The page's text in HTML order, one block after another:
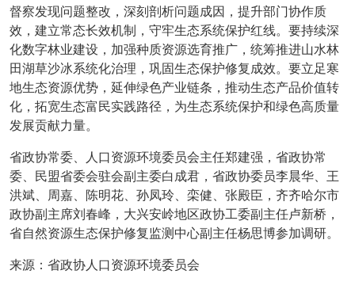
督察发现问题整改，深刻剖析问题成因，提升部门协作质
效，建立常态长效机制，守牢生态系统保护红线。要持续深
化数字林业建设，加强种质资源选育推广，统筹推进山水林
田湖草沙冰系统化治理，巩固生态保护修复成效。要立足寒
地生态资源优势，延伸绿色产业链条，推动生态产品价值转
化，拓宽生态富民实践路径，为生态系统保护和绿色高质量
发展贡献力量。
省政协常委、人口资源环境委员会主任郑建强，省政协常
委、民盟省委会驻会副主委白成君，省政协委员李晨华、王
洪斌、周嘉、陈明花、孙凤玲、栾健、张殿臣，齐齐哈尔市
政协副主席刘春峰，大兴安岭地区政协工委副主任卢新桥，
省自然资源生态保护修复监测中心副主任杨思博参加调研。
来源：省政协人口资源环境委员会